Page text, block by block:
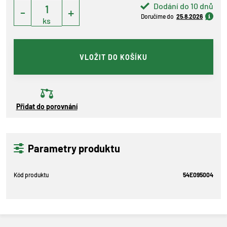
Dodání do 10 dnů
Doručíme do 25.8.2026
-
ks
+
VLOŽIT DO KOŠÍKU
Přidat do porovnání
Parametry produktu
Kód produktu 54E095004